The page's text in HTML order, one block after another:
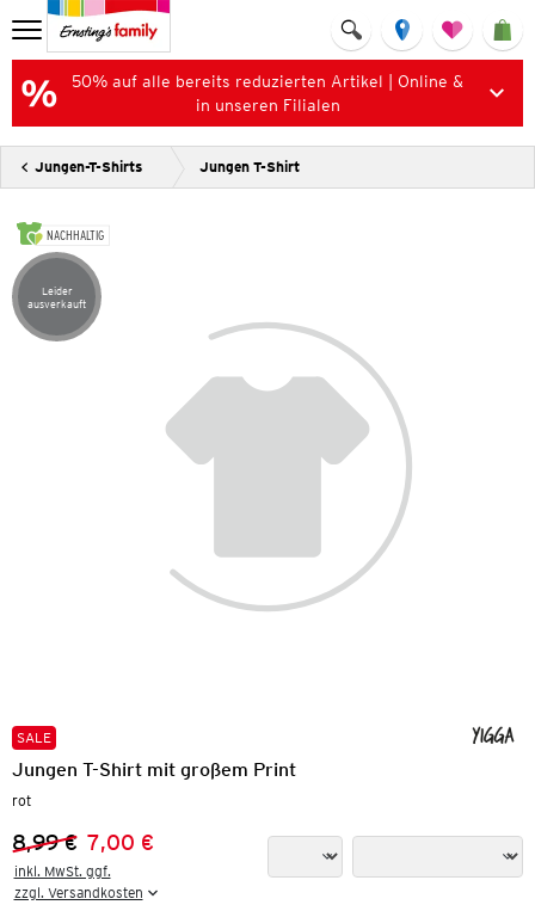
50% auf alle bereits reduzierten Artikel | Online &
in unseren Filialen
Jungen-T-Shirts Jungen T-Shirt
NACHHALTIG
Artikel leider ausverkauft
Leider
ausverkauft
SALE
Jungen T-Shirt mit großem Print
rot
Vorheriger Preis:
8,99 €
Neuer Preis:
7,00 €
inkl. MwSt. ggf.
zzgl. Versandkosten